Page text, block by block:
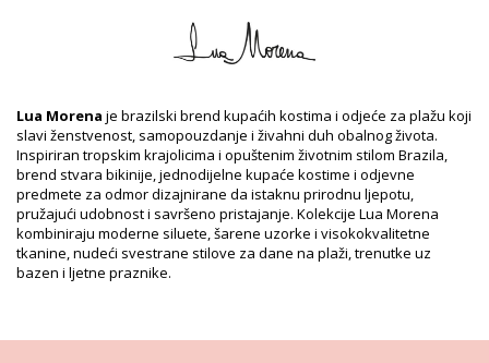
Podstava: 88% Polyamide, 12% Elastane
Informacije o proizvodu
Pakiranje uključuje: 1 x Gornji dio (Drugi pribor koji nije
uključen)
HS CODE: 6112.41.0010
SKU: 1981126326
EAN: XS (7899918537493), S (7899670772996), M (7899670772989),
L (7899670772965), XL (7899918537387)
Referenca dobavljača: 1065235
Težina: 55g / 0.12lb / 1.94oz
Ispis nije točan i može varirati naspram reza
Upute za njegu za: Lua Morena Top Brisa-Tropical
Lua Morena je brazilski brend kupaćih kostima i odjeće za plažu koji
slavi ženstvenost, samopouzdanje i živahni duh obalnog života.
Inspiriran tropskim krajolicima i opuštenim životnim stilom Brazila,
brend stvara bikinije, jednodijelne kupaće kostime i odjevne
predmete za odmor dizajnirane da istaknu prirodnu ljepotu,
pružajući udobnost i savršeno pristajanje. Kolekcije Lua Morena
kombiniraju moderne siluete, šarene uzorke i visokokvalitetne
tkanine, nudeći svestrane stilove za dane na plaži, trenutke uz
bazen i ljetne praznike.